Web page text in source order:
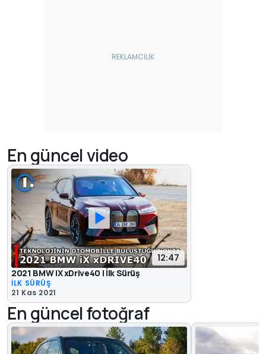
En güncel video
12:47
2021 BMW iX xDrive40 | İlk Sürüş
İLK SÜRÜŞ
21 Kas 2021
En güncel fotoğraf